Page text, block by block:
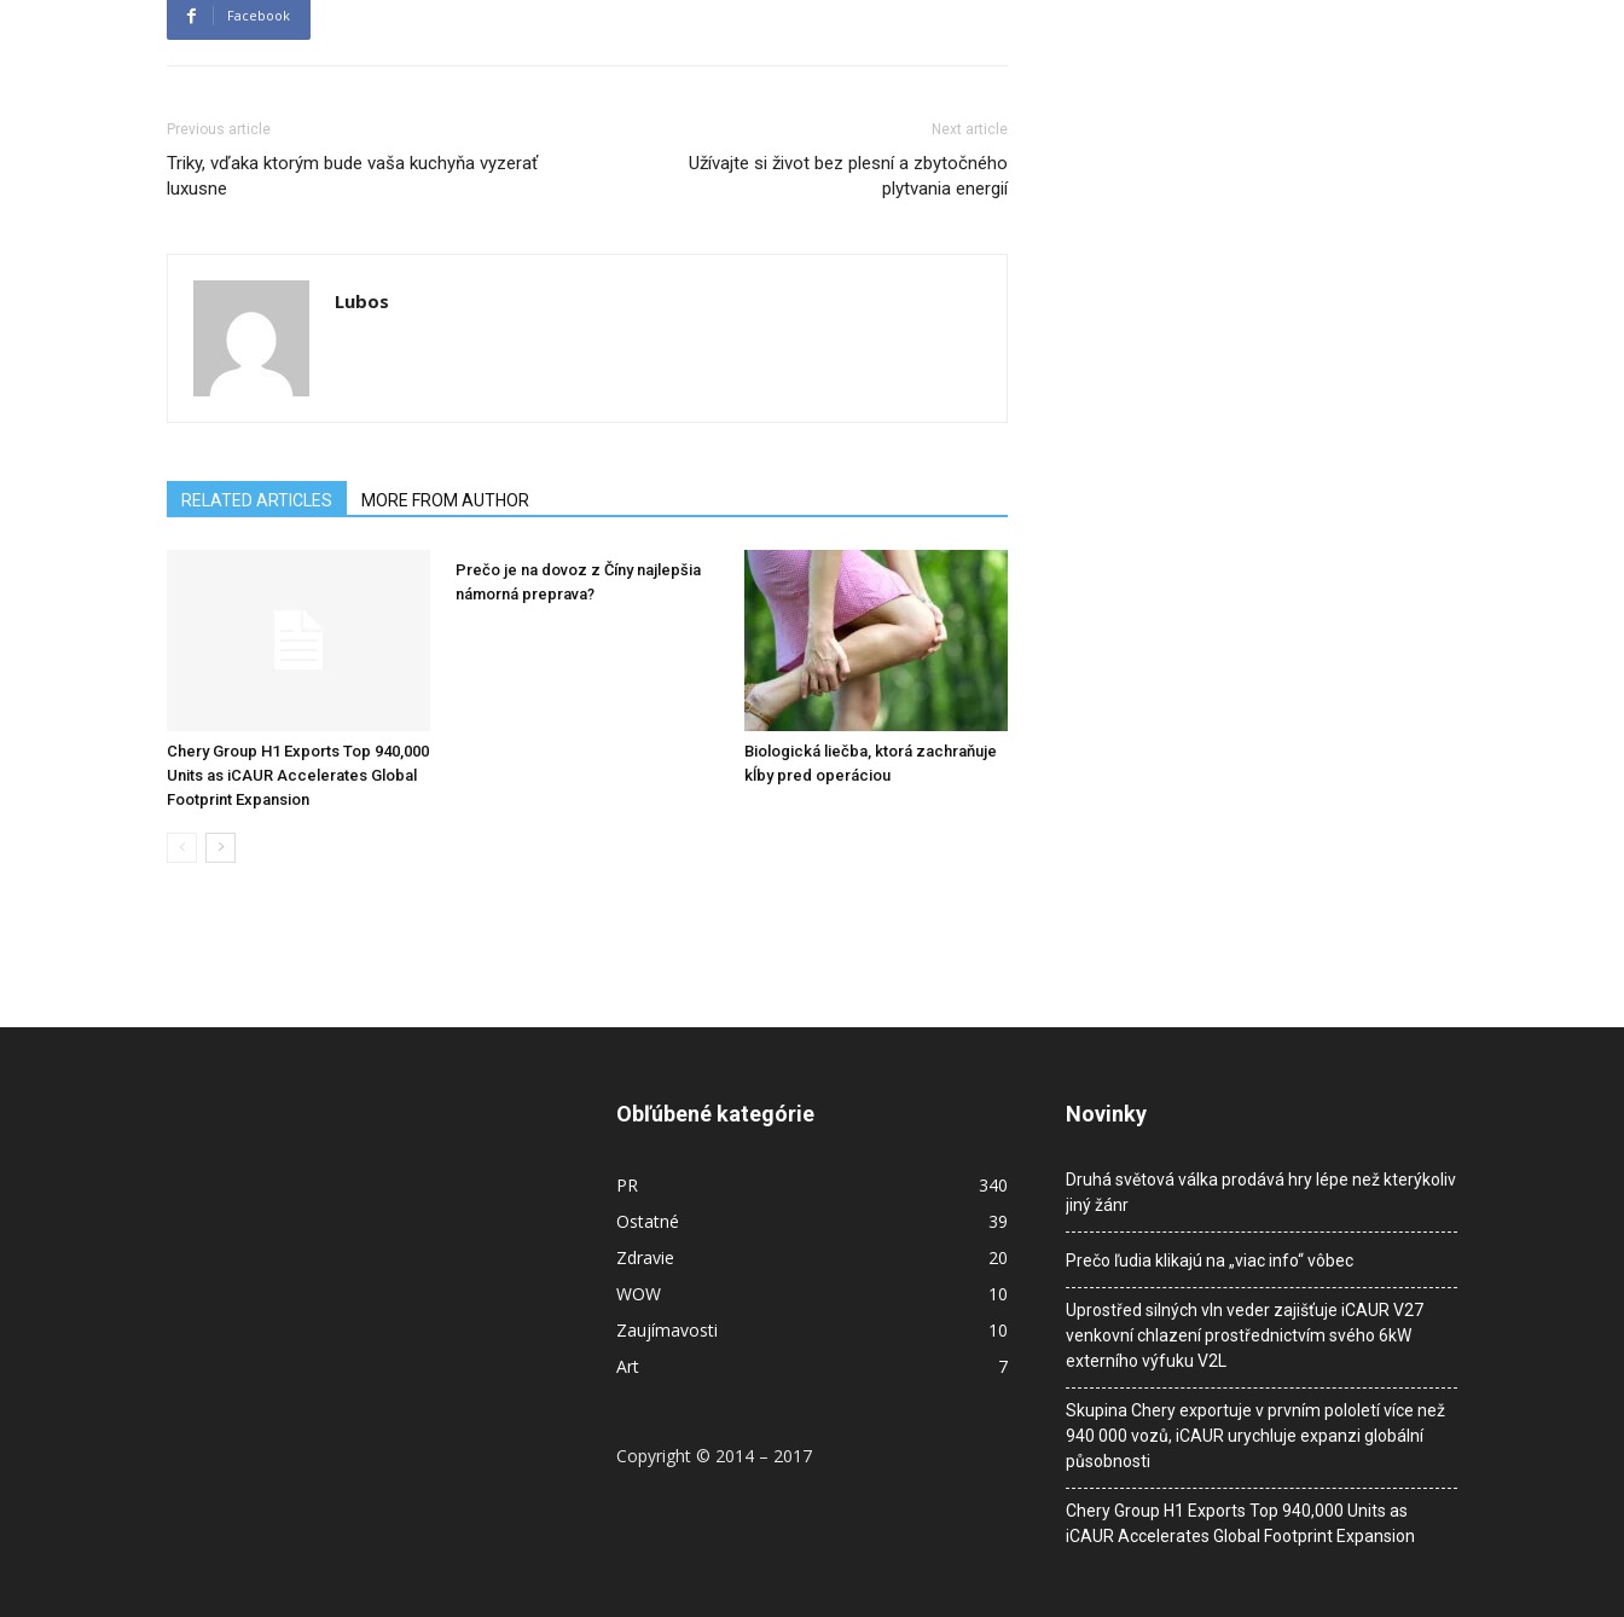
Facebook
Previous article
Triky, vďaka ktorým bude vaša kuchyňa vyzerať
luxusne
Next article
Užívajte si život bez plesní a zbytočného
plytvania energií
Lubos
RELATED ARTICLES MORE FROM AUTHOR
Chery Group H1 Exports Top 940,000
Units as iCAUR Accelerates Global
Footprint Expansion
Prečo je na dovoz z Číny najlepšia
námorná preprava?
Biologická liečba, ktorá zachraňuje
kĺby pred operáciou
Obľúbené kategórie
PR
340
Ostatné
39
Zdravie
20
WOW
10
Zaujímavosti
10
Art
7
Copyright © 2014 – 2017
Novinky
Druhá světová válka prodává hry lépe než kterýkoliv
jiný žánr
Prečo ľudia klikajú na „viac info“ vôbec
Uprostřed silných vln veder zajišťuje iCAUR V27
venkovní chlazení prostřednictvím svého 6kW
externího výfuku V2L
Skupina Chery exportuje v prvním pololetí více než
940 000 vozů, iCAUR urychluje expanzi globální
působnosti
Chery Group H1 Exports Top 940,000 Units as
iCAUR Accelerates Global Footprint Expansion